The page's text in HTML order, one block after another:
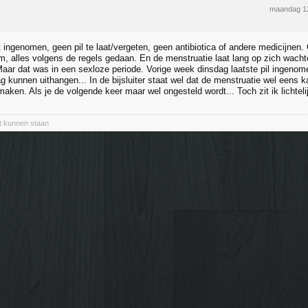
maandag
geen pil te laat/vergeten, geen antibiotica of andere medicijnen.
alles volgens de regels gedaan. En de menstruatie laat lang op zich
dat was in een sexloze periode. Vorige week dinsdag laatste pil
kunnen uithangen... In de bijsluiter staat wel dat de menstruatie wel eens
Als je de volgende keer maar wel ongesteld wordt... Toch zit ik
kunnen staan